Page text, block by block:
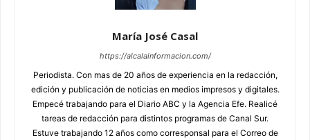
María José Casal
https://alcalainformacion.com/
Periodista. Con mas de 20 años de experiencia en la redacción,
edición y publicación de noticias en medios impresos y digitales.
Empecé trabajando para el Diario ABC y la Agencia Efe. Realicé
tareas de redacción para distintos programas de Canal Sur.
Estuve trabajando 12 años como corresponsal para el Correo de